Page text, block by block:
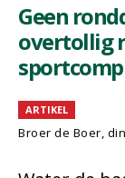
Geen
overtollig
ARTIKEL
Broer de Boer,